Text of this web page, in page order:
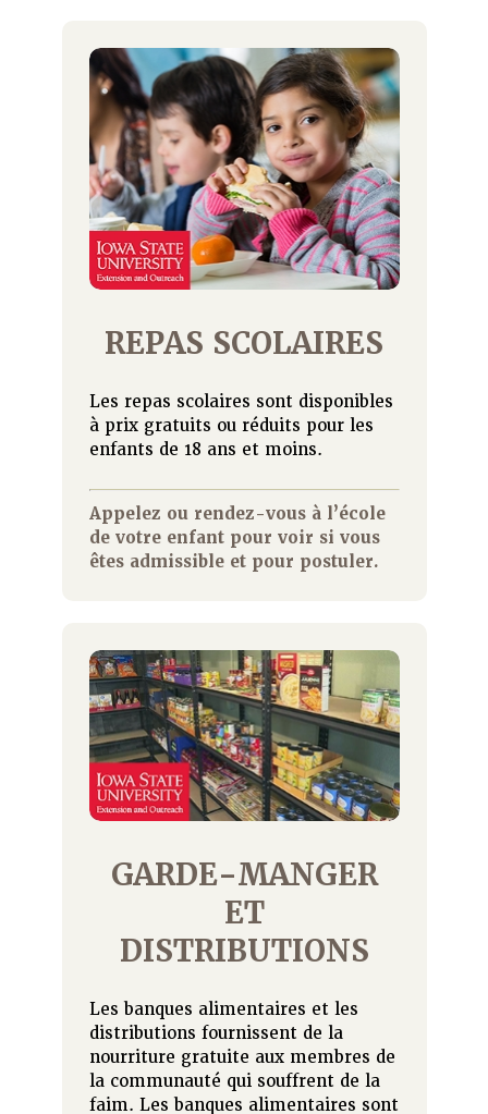
REPAS SCOLAIRES
Les repas scolaires sont disponibles
à prix gratuits ou réduits pour les
enfants de 18 ans et moins.
Appelez ou rendez-vous à l’école
de votre enfant pour voir si vous
êtes admissible et pour postuler.
GARDE-MANGER
ET
DISTRIBUTIONS
Les banques alimentaires et les
distributions fournissent de la
nourriture gratuite aux membres de
la communauté qui souffrent de la
faim. Les banques alimentaires sont